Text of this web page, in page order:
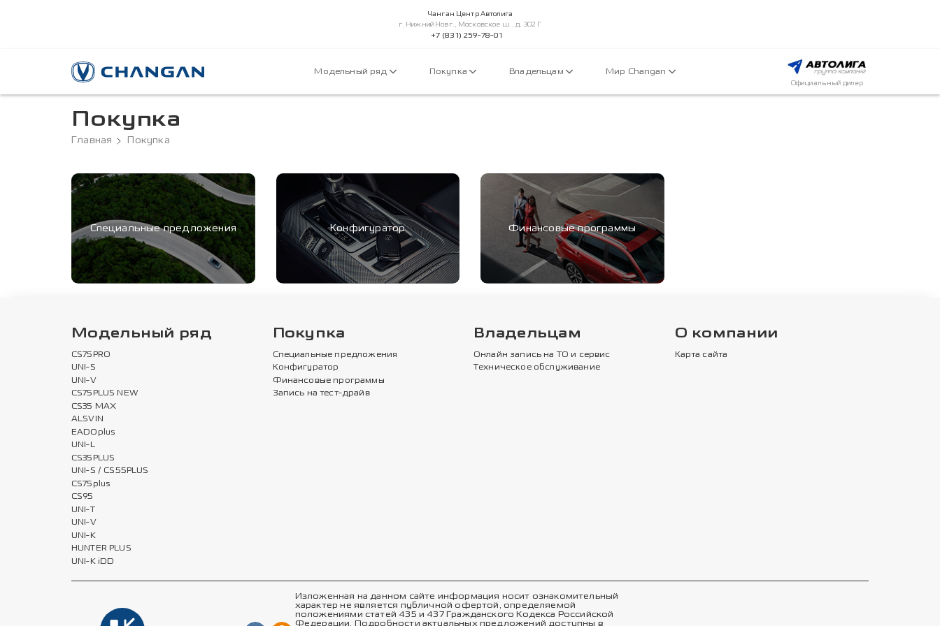
Чанган Центр Автолига
г. Нижний Новг., Московское ш., д. 302 Г
+7 (831) 259-78-01
Модельный ряд Покупка Владельцам Мир Changan
Официальный дилер
Покупка
Главная Покупка
Специальные предложения Конфигуратор Финансовые программы
Модельный ряд
CS75PRO
UNI-S
UNI-V
CS75PLUS NEW
CS35 MAX
ALSVIN
EADOplus
UNI-L
CS35PLUS
UNI-S / CS55PLUS
CS75plus
CS95
UNI-T
UNI-V
UNI-K
HUNTER PLUS
UNI-K iDD
Покупка
Специальные предложения
Конфигуратор
Финансовые программы
Запись на тест-драйв
Владельцам
Онлайн запись на ТО и сервис
Техническое обслуживание
О компании
Карта сайта
Изложенная на данном сайте информация носит ознакомительный
характер не является публичной офертой, определяемой
положениями статей 435 и 437 Гражданского Кодекса Российской
Федерации. Подробности актуальных предложений доступны в